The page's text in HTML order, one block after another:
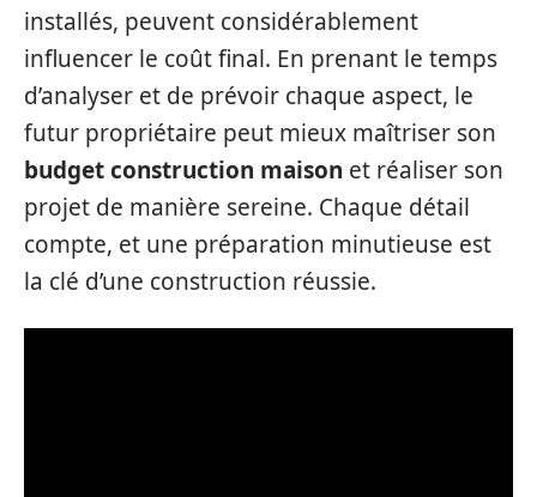
installés, peuvent considérablement
influencer le coût final. En prenant le temps
d’analyser et de prévoir chaque aspect, le
futur propriétaire peut mieux maîtriser son
budget construction maison et réaliser son
projet de manière sereine. Chaque détail
compte, et une préparation minutieuse est
la clé d’une construction réussie.